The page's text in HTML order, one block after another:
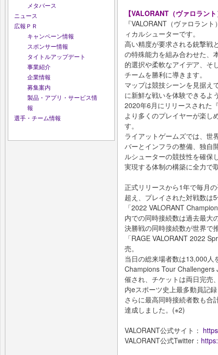
メタバース
ニュース
広報ＰＲ
キャンペーン情報
スポンサー情報
タイトルアップデート
事業紹介
企業情報
募集案内
製品・アプリ・サービス情
報
選手・チーム情報
【VALORANT（ヴァロラン
『VALORANT（ヴァロラン
ィカルシューターです。
高い精度が要求される銃撃戦
の特殊能力を組み合わせた、
的選択や柔軟なアイデア、そ
チームを勝利に導きます。
マップは競技シーンを見据え
に新鮮な戦いを体験できるよ
2020年6月にリリースされた
より多くのプレイヤーが楽し
す。
ライアットゲームズでは、世
バーとインフラの整備、独自
ルシューターの競技性を確保
実現する体制の構築に全力で
正式リリースから1年で毎月
超え、プレイされた対戦数は
「2022 VALORANT
内での同時接続数は過去最大
決勝戦の同時接続数が世界で
「RAGE VALORANT 2022
売。
当日の総来場者数は13,000人
Champions Tour Challengers
催され、チケットは両日完売
内eスポーツ史上最多動員記
さらに最高同時接続者数も合
達成しました。(※2)
VALORANT公式サイト：
VALORANT公式Twitter：